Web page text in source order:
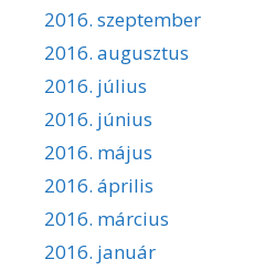
2016. szeptember
2016. augusztus
2016. július
2016. június
2016. május
2016. április
2016. március
2016. január